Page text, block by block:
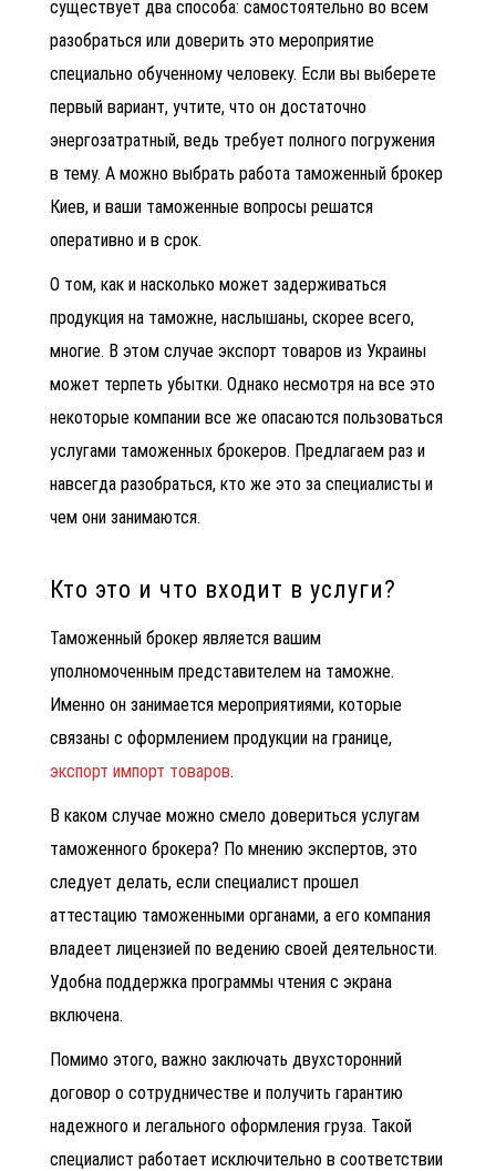
существует два способа: самостоятельно во всем
разобраться или доверить это мероприятие
специально обученному человеку. Если вы выберете
первый вариант, учтите, что он достаточно
энергозатратный, ведь требует полного погружения
в тему. А можно выбрать работа таможенный брокер
Киев, и ваши таможенные вопросы решатся
оперативно и в срок.
О том, как и насколько может задерживаться
продукция на таможне, наслышаны, скорее всего,
многие. В этом случае экспорт товаров из Украины
может терпеть убытки. Однако несмотря на все это
некоторые компании все же опасаются пользоваться
услугами таможенных брокеров. Предлагаем раз и
навсегда разобраться, кто же это за специалисты и
чем они занимаются.
Кто это и что входит в услуги?
Таможенный брокер является вашим
уполномоченным представителем на таможне.
Именно он занимается мероприятиями, которые
связаны с оформлением продукции на границе,
экспорт импорт товаров.
В каком случае можно смело довериться услугам
таможенного брокера? По мнению экспертов, это
следует делать, если специалист прошел
аттестацию таможенными органами, а его компания
владеет лицензией по ведению своей деятельности.
Удобна поддержка программы чтения с экрана
включена.
Помимо этого, важно заключать двухсторонний
договор о сотрудничестве и получить гарантию
надежного и легального оформления груза. Такой
специалист работает исключительно в соответствии